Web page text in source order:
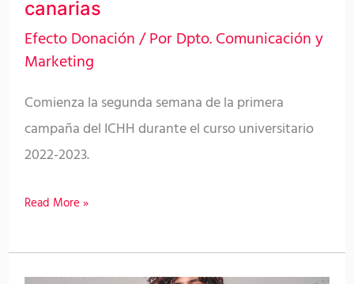
canarias
Efecto Donación/ PorDpto. Comunicación y
Marketing
Comienza la segunda semana de la primera
campaña del ICHH durante el curso universitario
2022-2023.
canarias
Read More »